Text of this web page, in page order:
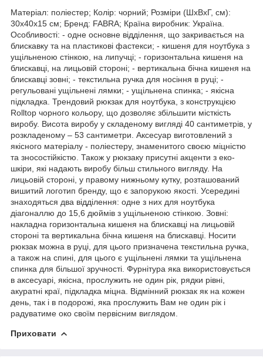
Матеріал: поліестер; Колір: чорний; Розміри (ШхВхГ, см):
30х40х15 см; Бренд: FABRA; Країна виробник: Україна.
Особливості: - одне основне відділення, що закривається на
блискавку та на пластикові фастекси; - кишеня для ноутбука з
ущільненою стінкою, на липучці; - горизонтальна кишеня на
блискавці, на лицьовій стороні; - вертикальна бічна кишеня на
блискавці зовні; - текстильна ручка для носіння в руці; -
регульовані ущільнені лямки; - ущільнена спинка; - якісна
підкладка. Трендовий рюкзак для ноутбука , з конструкцією
Rolltop чорного кольору, що дозволяє збільшити місткість
виробу. Висота виробу у складеному вигляді 40 сантиметрів, у
розкладеному – 53 сантиметри. Аксесуар виготовлений з
якісного матеріалу - поліестеру, знаменитого своєю міцністю
та зносостійкістю. Також у рюкзаку присутні акценти з еко-
шкіри, які надають виробу більш стильного вигляду. На
лицьовій стороні, у правому нижньому кутку, розташований
вишитий логотип бренду, що є запорукою якості. Усередині
знаходяться два відділення: одне з них для ноутбука
діагоналлю до 15,6 дюймів з ущільненою стінкою. Зовні:
накладна горизонтальна кишеня на блискавці на лицьовій
стороні та вертикальна бічна кишеня на блискавці. Носити
рюкзак можна в руці, для цього призначена текстильна ручка,
а також на спині, для цього є ущільнені лямки та ущільнена
спинка для більшої зручності. Фурнітура яка використовується
в аксесуарі, якісна, прослужить не один рік, рядки рівні,
акуратні краї, підкладка міцна. Відмінний рюкзак як на кожен
день, так і в подорожі, яка прослужить Вам не один рік і
радуватиме око своїм первісним виглядом.
Приховати